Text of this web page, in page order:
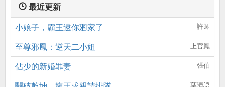
最近更新
小娘子，霸王逮你廻家了
許卿
至尊邪鳳：逆天二小姐 上官鳳
佔少的新婚罪妻 張伯
葉清語